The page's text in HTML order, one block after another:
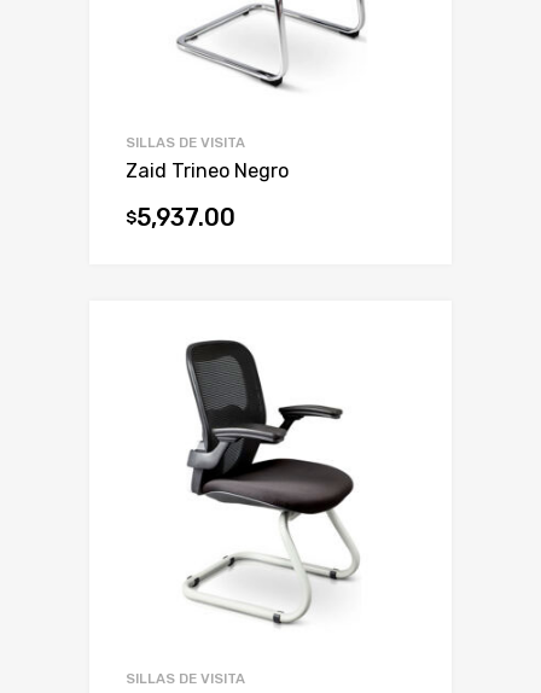
SILLAS DE VISITA
Zaid Trineo Negro
$5,937.00
SILLAS DE VISITA